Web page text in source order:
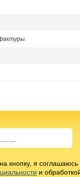
кнопку, я соглашаюсь
и